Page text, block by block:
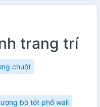
trang trí
chuột
bò tót phố wall